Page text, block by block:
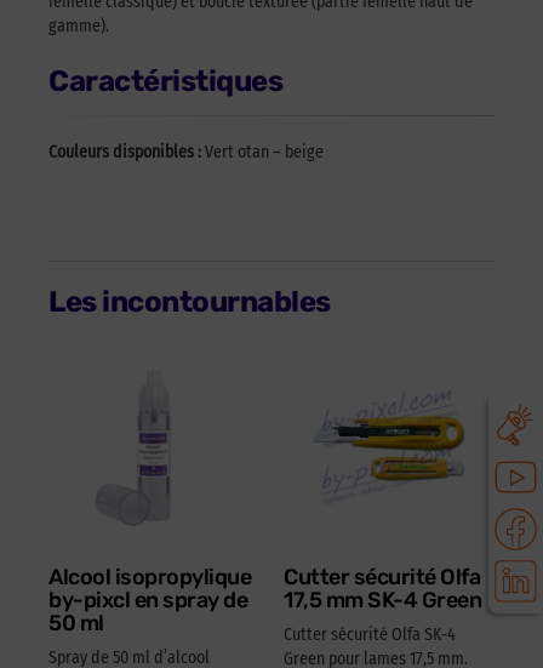
gamme).
Caractéristiques
Couleurs disponibles :Vert otan – beige
Les incontournables
Alcool isopropylique
by-pixcl en spray de
50 ml
Spray de 50 ml d’alcool
Cutter sécurité Olfa
17,5 mm SK-4 Green
Cutter sécurité Olfa SK-4
Green pour lames 17,5 mm.